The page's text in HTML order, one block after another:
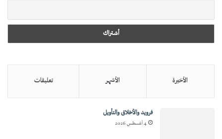
الأخيرة الأشهر تعليقات
فرويد والأخلاق والتأويل
4 أغسطس 2026